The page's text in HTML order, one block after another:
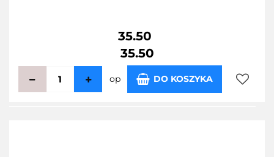
35.50
35.50
op DO KOSZYKA